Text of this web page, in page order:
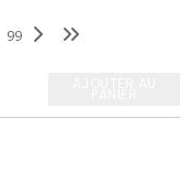
99